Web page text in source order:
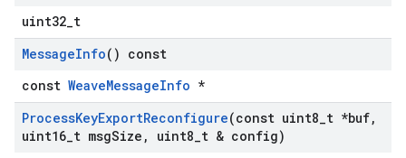
uint32_t
MessageInfo() const
const WeaveMessageInfo *
ProcessKeyExportReconfigure(const uint8 t *buf,
uint16 t msgSize , uint8 t & config)